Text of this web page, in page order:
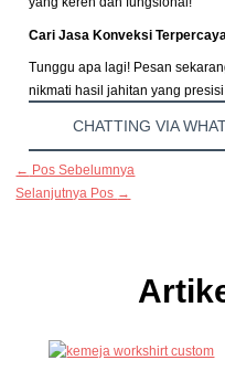
Cari Jasa Konveksi
Tunggu apa lagi! Pesan
nikmati hasil jahitan yang
CHATTING VIA
← Pos Sebelumnya
Selanjutnya Pos →